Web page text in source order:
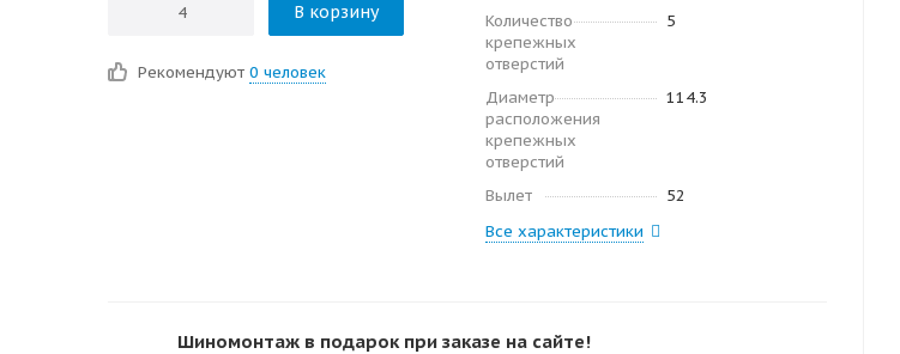
В корзину
Рекомендуют 0 человек
Количество
крепежных
отверстий
5
Диаметр
расположения
крепежных
отверстий
114.3
Вылет
52
Все характеристики
Шиномонтаж в подарок при заказе на сайте!